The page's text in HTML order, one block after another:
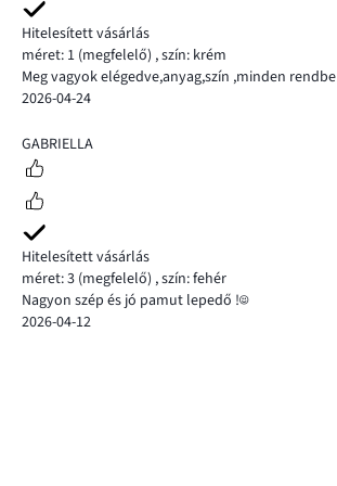
Hitelesített vásárlás
méret: 1 (megfelelő) ,szín: krém
Meg vagyok elégedve,anyag,szín ,minden rendbe
2026-04-24
5
GABRIELLA
Hitelesített vásárlás
méret: 3 (megfelelő) ,szín: fehér
Nagyon szép és jó pamut lepedő !☺️
2026-04-12